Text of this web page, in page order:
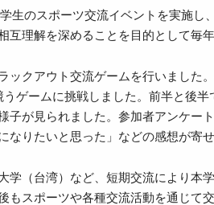
生のスポーツ交流イベントを実施し
理解を深めることを目的として毎
クアウト交流ゲームを行いました
ゲームに挑戦しました。前半と後
子が見られました。参加者アンケー
りたいと思った」などの感想が寄せ
学（台湾）など、短期交流により本
スポーツや各種交流活動を通じて